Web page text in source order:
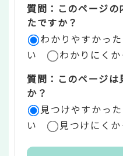
リ
ア
質問：このページの
たですか？
わかりやすかった
い
わかりにくか
質問：このページ
か？
見つけやすかった
い
見つけにくか